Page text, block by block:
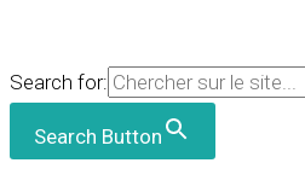
Search for:
Search Button